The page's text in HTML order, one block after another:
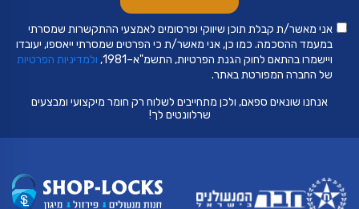
אני מאשר/ת קבלת תוכן שיווקי ופרסומים לאמצעי ההתקשרות שמסרתי
במעמד ההסכמה. כמו כן, אני מאשר/ת כי הפרטים שמסרתי ייאספו, יעובדו
ויישמרו בהתאם לחוק הגנת הפרטיות, התשמ"א–1981,
ולמדיניות הפרטיות
של החברה המפורטת באתר.
אנחנו שונאים ספאם, ולכן מתחייבים לשלוח רק חומר מיקצועי ומבצעים
שרלוונטים לך!